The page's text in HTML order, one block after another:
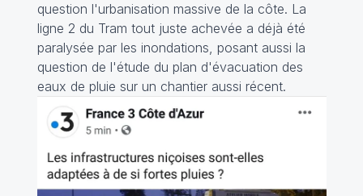
question l'urbanisation massive de la côte. La
ligne 2 du Tram tout juste achevée a déjà été
paralysée par les inondations, posant aussi la
question de l'étude du plan d'évacuation des
eaux de pluie sur un chantier aussi récent.